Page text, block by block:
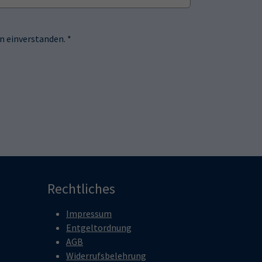
einverstanden. *
Rechtliches
Impressum
Entgeltordnung
AGB
Widerrufsbelehrung